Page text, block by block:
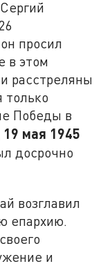
просил
в этом
расстреляны
только
Победы в
19 мая 1945
досрочно
возглавил
епархию.
и